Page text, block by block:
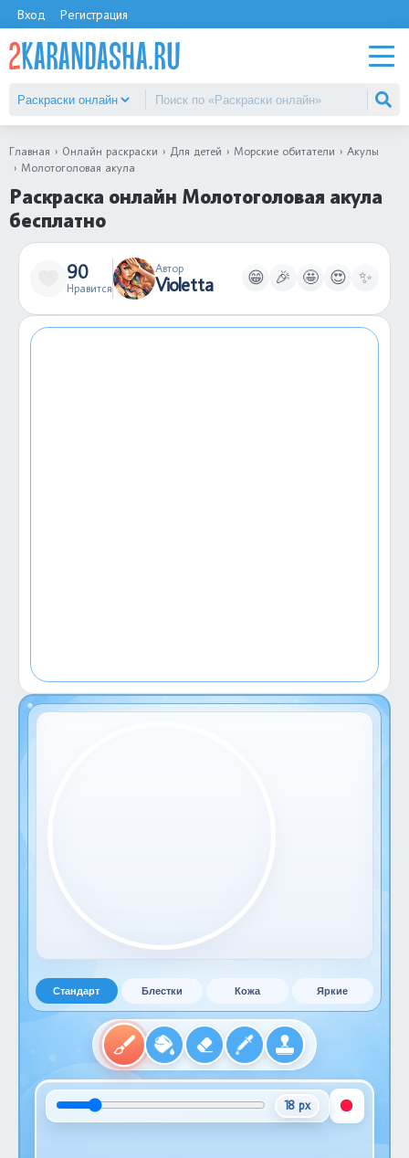
Вход Регистрация
Главная Онлайн раскраски Для детей Морские обитатели
Акулы
Молотоголовая акула
Раскраска онлайн Молотоголовая акула
бесплатно
Стандарт Блестки Кожа Яркие
18 px
90
Нравится
Автор
Violetta 😁 🎉 🤩 😍 ✨